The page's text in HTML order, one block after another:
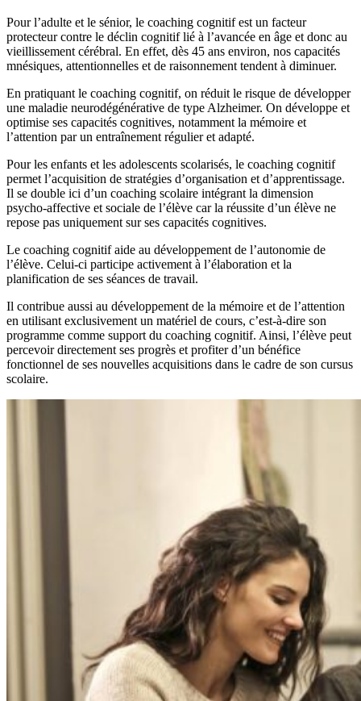
Pour l’adulte et le sénior, le coaching cognitif est un facteur
protecteur contre le déclin cognitif lié à l’avancée en âge et donc au
vieillissement cérébral. En effet, dès 45 ans environ, nos capacités
mnésiques, attentionnelles et de raisonnement tendent à diminuer.
En pratiquant le coaching cognitif, on réduit le risque de développer
une maladie neurodégénérative de type Alzheimer. On développe et
optimise ses capacités cognitives, notamment la mémoire et
l’attention par un entraînement régulier et adapté.
Pour les enfants et les adolescents scolarisés, le coaching cognitif
permet l’acquisition de stratégies d’organisation et d’apprentissage.
Il se double ici d’un coaching scolaire intégrant la dimension
psycho-affective et sociale de l’élève car la réussite d’un élève ne
repose pas uniquement sur ses capacités cognitives.
Le coaching cognitif aide au développement de l’autonomie de
l’élève. Celui-ci participe activement à l’élaboration et la
planification de ses séances de travail.
Il contribue aussi au développement de la mémoire et de l’attention
en utilisant exclusivement un matériel de cours, c’est-à-dire son
programme comme support du coaching cognitif. Ainsi, l’élève peut
percevoir directement ses progrès et profiter d’un bénéfice
fonctionnel de ses nouvelles acquisitions dans le cadre de son cursus
scolaire.